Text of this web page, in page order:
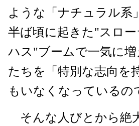
ような「ナチュラル系
半ば頃に起きた"スロ
ハス"ブームで一気に
たちを「特別な志向を
もいなくなっている
そんな人びとから絶